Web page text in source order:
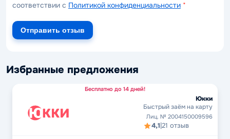
соответствии с Политикой конфиденциальности *
Отправить отзыв
Избранные предложения
Бесплатно до 14 дней!
Юкки
Быстрый заём на карту
Лиц. № 2004150009596
4,1|21 отзыв